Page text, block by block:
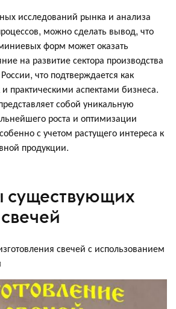
исследований рынка и анализа
можно сделать вывод, что
форм может оказать
на развитие сектора производства
что подтверждается как
практическими аспектами бизнеса.
собой уникальную
роста и оптимизации
с учетом растущего интереса к
продукции.
существующих
свечей с использованием